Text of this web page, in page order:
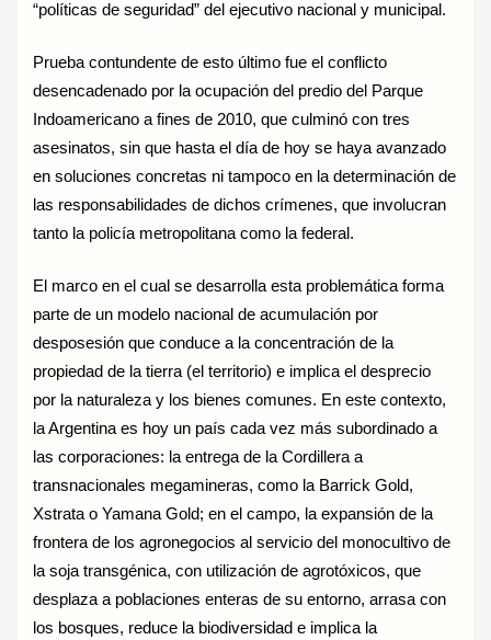
“políticas de seguridad” del ejecutivo nacional y municipal.
Prueba contundente de esto último fue el conflicto
desencadenado por la ocupación del predio del Parque
Indoamericano a fines de 2010, que culminó con tres
asesinatos, sin que hasta el día de hoy se haya avanzado
en soluciones concretas ni tampoco en la determinación de
las responsabilidades de dichos crímenes, que involucran
tanto la policía metropolitana como la federal.
El marco en el cual se desarrolla esta problemática forma
parte de un modelo nacional de acumulación por
desposesión que conduce a la concentración de la
propiedad de la tierra (el territorio) e implica el desprecio
por la naturaleza y los bienes comunes. En este contexto,
la Argentina es hoy un país cada vez más subordinado a
las corporaciones: la entrega de la Cordillera a
transnacionales megamineras, como la Barrick Gold,
Xstrata o Yamana Gold; en el campo, la expansión de la
frontera de los agronegocios al servicio del monocultivo de
la soja transgénica, con utilización de agrotóxicos, que
desplaza a poblaciones enteras de su entorno, arrasa con
los bosques, reduce la biodiversidad e implica la